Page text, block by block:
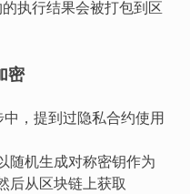
执行结果会被打包到区
密
，提到过隐私合约使用
随机生成对称密钥作为
后从区块链上获取